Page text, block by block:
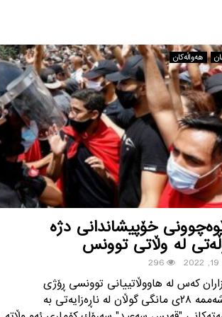
هه‌واڵه‌کان
خۆپیشاندانی دژه‌
له‌ وڵاتی توونس
296
كه‌س له‌ هاووڵاتییانی توونسی ڕۆژی
چوارشه‌ممه‌ ٢٨ی مانگی گوڵان له‌ ناڕه‌زایه‌تی به‌